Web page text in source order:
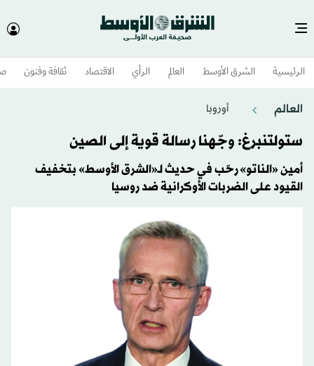
الرئيسية الشرق الأوسط​ العالم الرأي الاقتصاد ثقافة وفنون
العالم أوروبا
ستولتنبرغ: وجّهنا رسالة قوية إلى الصين
أمين «الناتو» رحّب في حديث لـ«الشرق الأوسط» بتخفيف
القيود على الضربات الأوكرانية ضد روسيا